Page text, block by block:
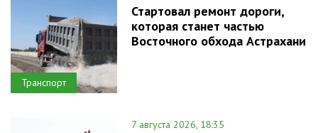
Транспорт
Стартовал ремонт дороги,
которая станет частью
Восточного обхода Астрахани
7 августа 2026, 18:35